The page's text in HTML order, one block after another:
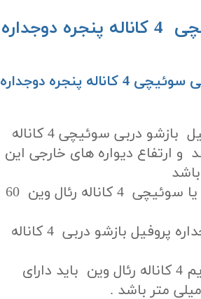
پروفیل بازشو دربی سوئیچی 4 کاناله پنجره دوجداره
اطلاعات فنی پروفیل بازشو دربی سوئیچی 4 کاناله پنجره دوجداره
ارتفاع دیواره های خارجی پروفیل بازشو دربی سوئیچی 4 کاناله
می باشد و ارتفاع دیواره های خارجی این
پهنایا قطر پروفیل بازشو دربی یا سوئیچی 4 کاناله رئال وین 60
ضخامت نشیمنگاه شیشه دوجداره پروفیل بازشو دربی 4 کاناله
گالوانیزه مصرفی در پروفیل فریم 4 کاناله رئال وین باید دارای